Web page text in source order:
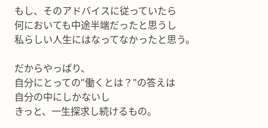
もし、そのアドバイスに従っていたら
何においても中途半端だったと思うし
私らしい人生にはなってなかったと思う。
だからやっぱり、
自分にとっての"働くとは？"の答えは
自分の中にしかないし
きっと、一生探求し続けるもの。